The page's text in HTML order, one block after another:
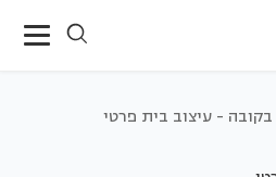
בקובה - עיצוב בית פרטי